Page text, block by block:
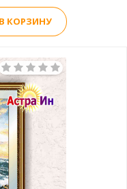
В КОРЗИНУ